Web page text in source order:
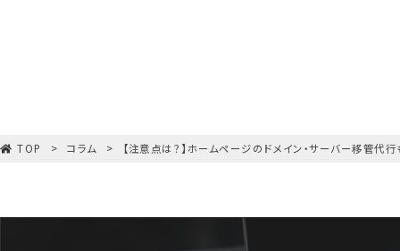
TOP コラム 【注意点は？】ホームページのドメイン・サーバー移管代